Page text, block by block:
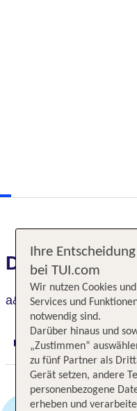
Das erwartet
a&o Berlin Mitte
Digitaler und
Ihre
bei TUI.com
Wir nutzen Cookies
Services und
notwendig sind.
Darüber hinaus und
„Zustimmen“
zu fünf Partner als
Gerät setzen, andere
personenbezogene
erheben und